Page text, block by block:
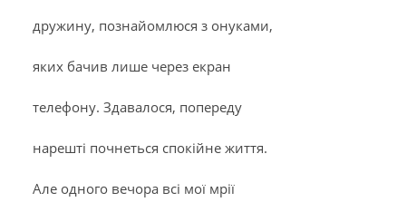
дружину, познайомлюся з онуками,
яких бачив лише через екран
телефону. Здавалося, попереду
нарешті почнеться спокійне життя.
Але одного вечора всі мої мрії